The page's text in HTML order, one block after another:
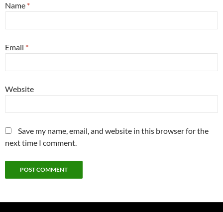
Name *
Email *
Website
Save my name, email, and website in this browser for the
next time I comment.